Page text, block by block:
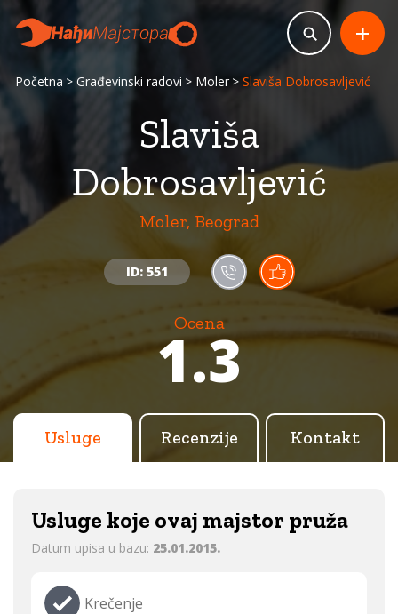
Početna Građevinski radovi Moler Slaviša Dobrosavljević
Slaviša
Dobrosavljević
Moler, Beograd
ID: 551
Ocena
1.3
+
Usluge Recenzije Kontakt
Usluge koje ovaj majstor pruža
Datum upisa u bazu: 25.01.2015.
Krečenje